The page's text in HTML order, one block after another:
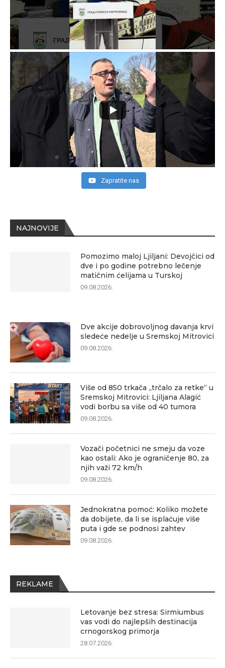
NAJNOVIJE
Pomozimo maloj Ljiljani: Devojčici od
dve i po godine potrebno lečenje
matičnim ćelijama u Turskoj
09.08.2026.
Dve akcije dobrovoljnog davanja krvi
sledeće nedelje u Sremskoj Mitrovici
09.08.2026.
Više od 850 trkača „trčalo za retke“ u
Sremskoj Mitrovici: Ljiljana Alagić
vodi borbu sa više od 40 tumora
09.08.2026.
Vozači početnici ne smeju da voze
kao ostali: Ako je ograničenje 80, za
njih važi 72 km/h
09.08.2026.
Jednokratna pomoć: Koliko možete
da dobijete, da li se isplaćuje više
puta i gde se podnosi zahtev
09.08.2026.
REKLAME
Letovanje bez stresa: Sirmiumbus
vas vodi do najlepših destinacija
crnogorskog primorja
28.07.2026.
Zapratite nas